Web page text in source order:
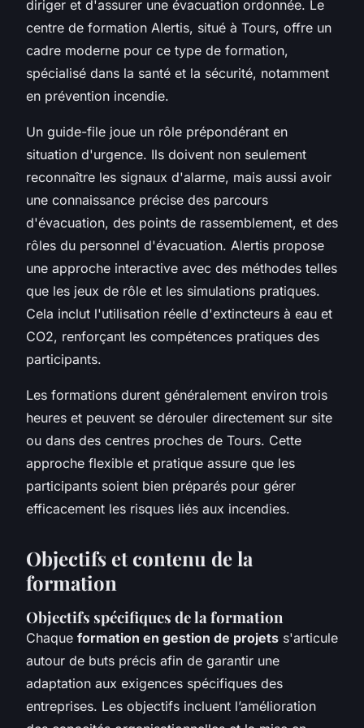
diriger et d'assurer une évacuation ordonnée. Le
centre de formation Alertis, situé à Tours, offre un
cadre moderne pour ce type de formation,
spécialisé dans la santé et la sécurité, notamment
en prévention incendie.
Un guide-file joue un rôle prépondérant en
situation d'urgence. Ils doivent non seulement
reconnaître les signaux d'alarme, mais aussi avoir
une connaissance précise des parcours
d'évacuation, des points de rassemblement, et des
rôles du personnel d'évacuation. Alertis propose
une approche interactive avec des méthodes telles
que les jeux de rôle et les simulations pratiques.
Cela inclut l'utilisation réelle d'extincteurs à eau et
CO2, renforçant les compétences pratiques des
participants.
Les formations durent généralement environ trois
heures et peuvent se dérouler directement sur site
ou dans des centres proches de Tours. Cette
approche flexible et pratique assure que les
participants soient bien préparés pour gérer
efficacement les risques liés aux incendies.
Objectifs et contenu de la
formation
Objectifs spécifiques de la formation
Chaque formation en gestion de projets s'articule
autour de buts précis afin de garantir une
adaptation aux exigences spécifiques des
entreprises. Les objectifs incluent l’amélioration